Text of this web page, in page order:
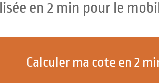
en 2 min pour le
Calculer ma cote en 2